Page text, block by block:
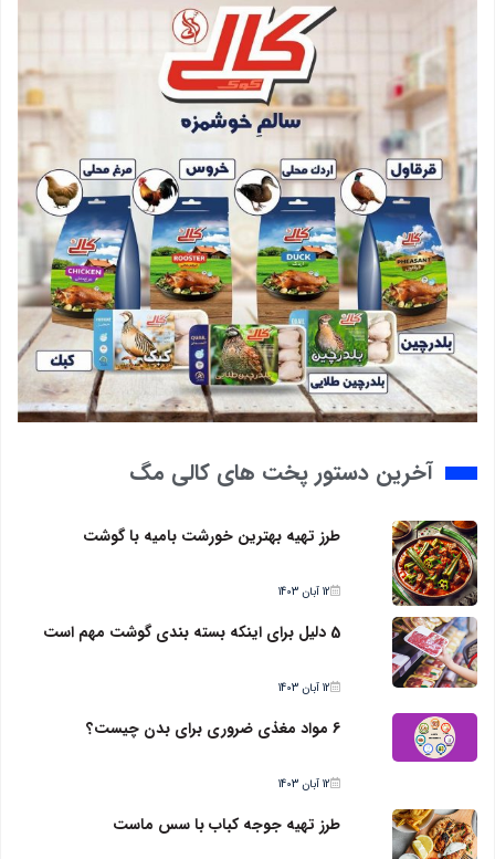
آخرین دستور پخت های کالی مگ
طرز تهیه بهترین خورشت بامیه با گوشت
12 آبان 1403
5 دلیل برای اینکه بسته بندی گوشت مهم است
12 آبان 1403
6 مواد مغذی ضروری برای بدن چیست؟
12 آبان 1403
طرز تهیه جوجه کباب با سس ماست